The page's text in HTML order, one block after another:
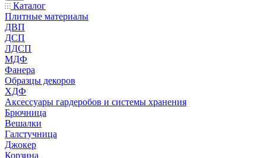
Каталог
Плитные материалы
ДВП
ДСП
ЛДСП
МДФ
Фанера
Образцы декоров
ХДФ
Аксессуары гардеробов и системы хранения
Брючница
Вешалки
Галстучница
Джокер
Корзина